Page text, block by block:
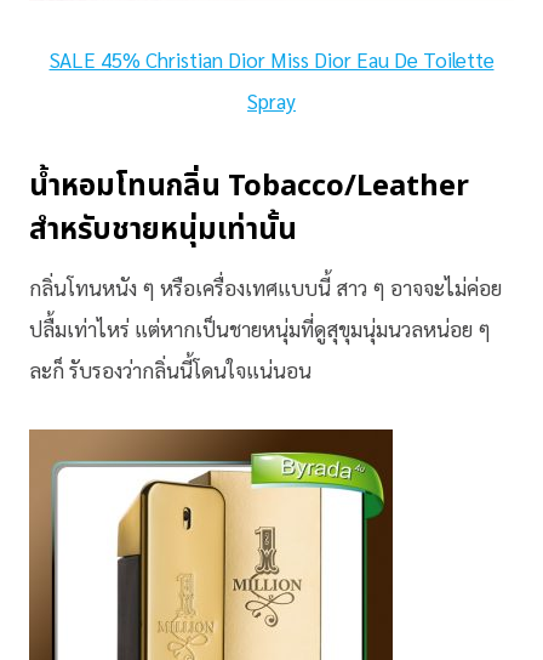
SALE 45% Christian Dior Miss Dior Eau De Toilette
Spray
น้ำหอมโทนกลิ่น Tobacco/Leather
สำหรับชายหนุ่มเท่านั้น
กลิ่นโทนหนัง ๆ หรือเครื่องเทศแบบนี้ สาว ๆ อาจจะไม่ค่อย
ปลื้มเท่าไหร่ แต่หากเป็นชายหนุ่มที่ดูสุขุมนุ่มนวลหน่อย ๆ
ละก็ รับรองว่ากลิ่นนี้โดนใจแน่นอน